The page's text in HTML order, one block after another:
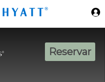
Reservar